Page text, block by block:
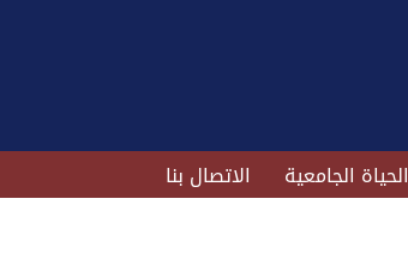
الحياة الجامعية الاتصال بنا